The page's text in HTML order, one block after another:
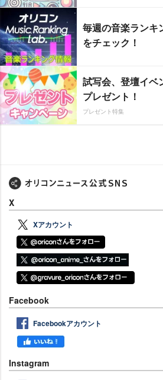
毎週の音楽ランキ
をチェック！
試写会、登壇イベ
プレゼント！
プレゼント特集
X
Xアカウント
Facebook
Facebookアカウント
Instagram